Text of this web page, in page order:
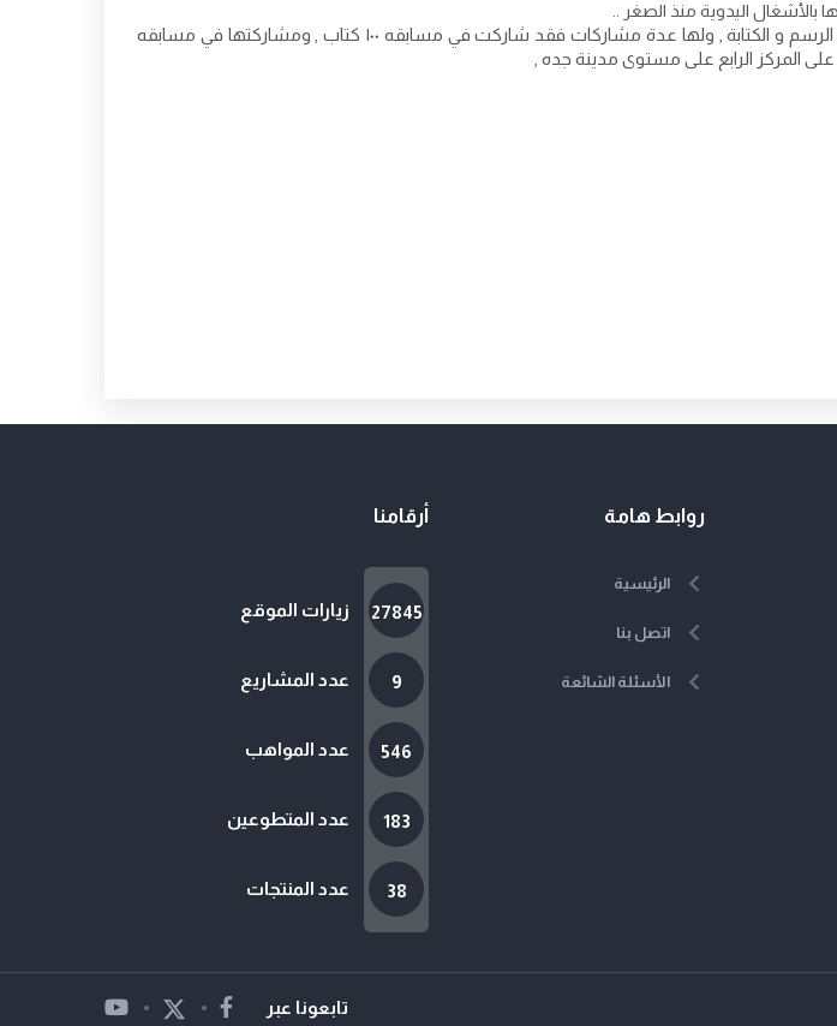
اليدوية منذ الصغر ..
كما ان لديها ايضاً موهبة الرسم و الكتابة , ولها عدة مشاركات فقد شاركت في مسابقه ١٠٠ كتاب , ومشاركتها في مسابقه
المركز الرابع على مستوى مدينة جده ,
روابط هامة
الرئيسية
اتصل بنا
الأسئلة الشائعة
أرقامنا
27845 زيارات الموقع
9 عدد المشاريع
546 عدد المواهب
183 عدد المتطوعين
38 عدد المنتجات
تابعونا عبر